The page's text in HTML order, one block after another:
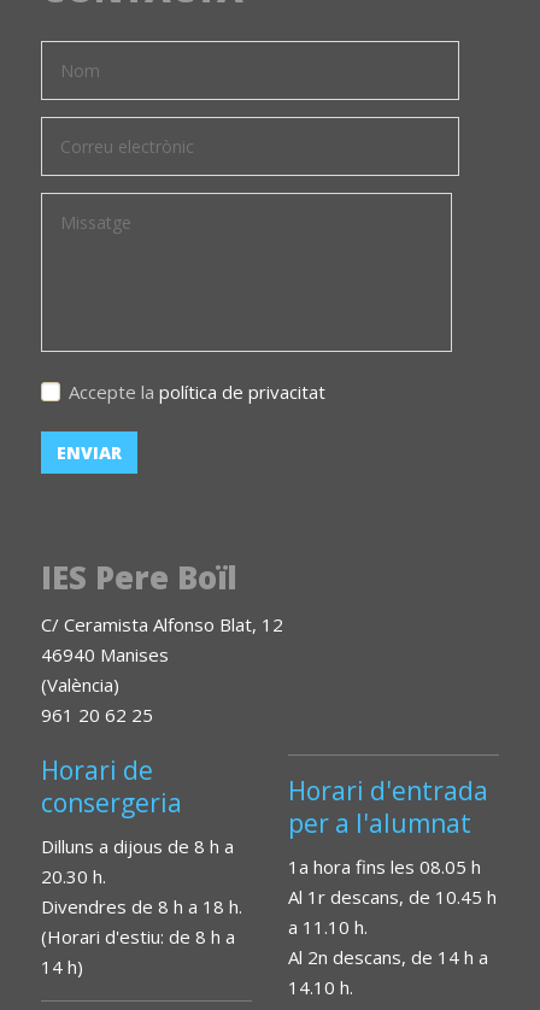
Accepte la política de privacitat
IES Pere Boïl
C/ Ceramista Alfonso Blat, 12
46940 Manises
(València)
961 20 62 25
Horari de
consergeria
Dilluns a dijous de 8 h a
20.30 h.
Divendres de 8 h a 18 h.
(Horari d'estiu: de 8 h a
14 h)
Horari d'entrada
per a l'alumnat
1a hora fins les 08.05 h
Al 1r descans, de 10.45 h
a 11.10 h.
Al 2n descans, de 14 h a
14.10 h.